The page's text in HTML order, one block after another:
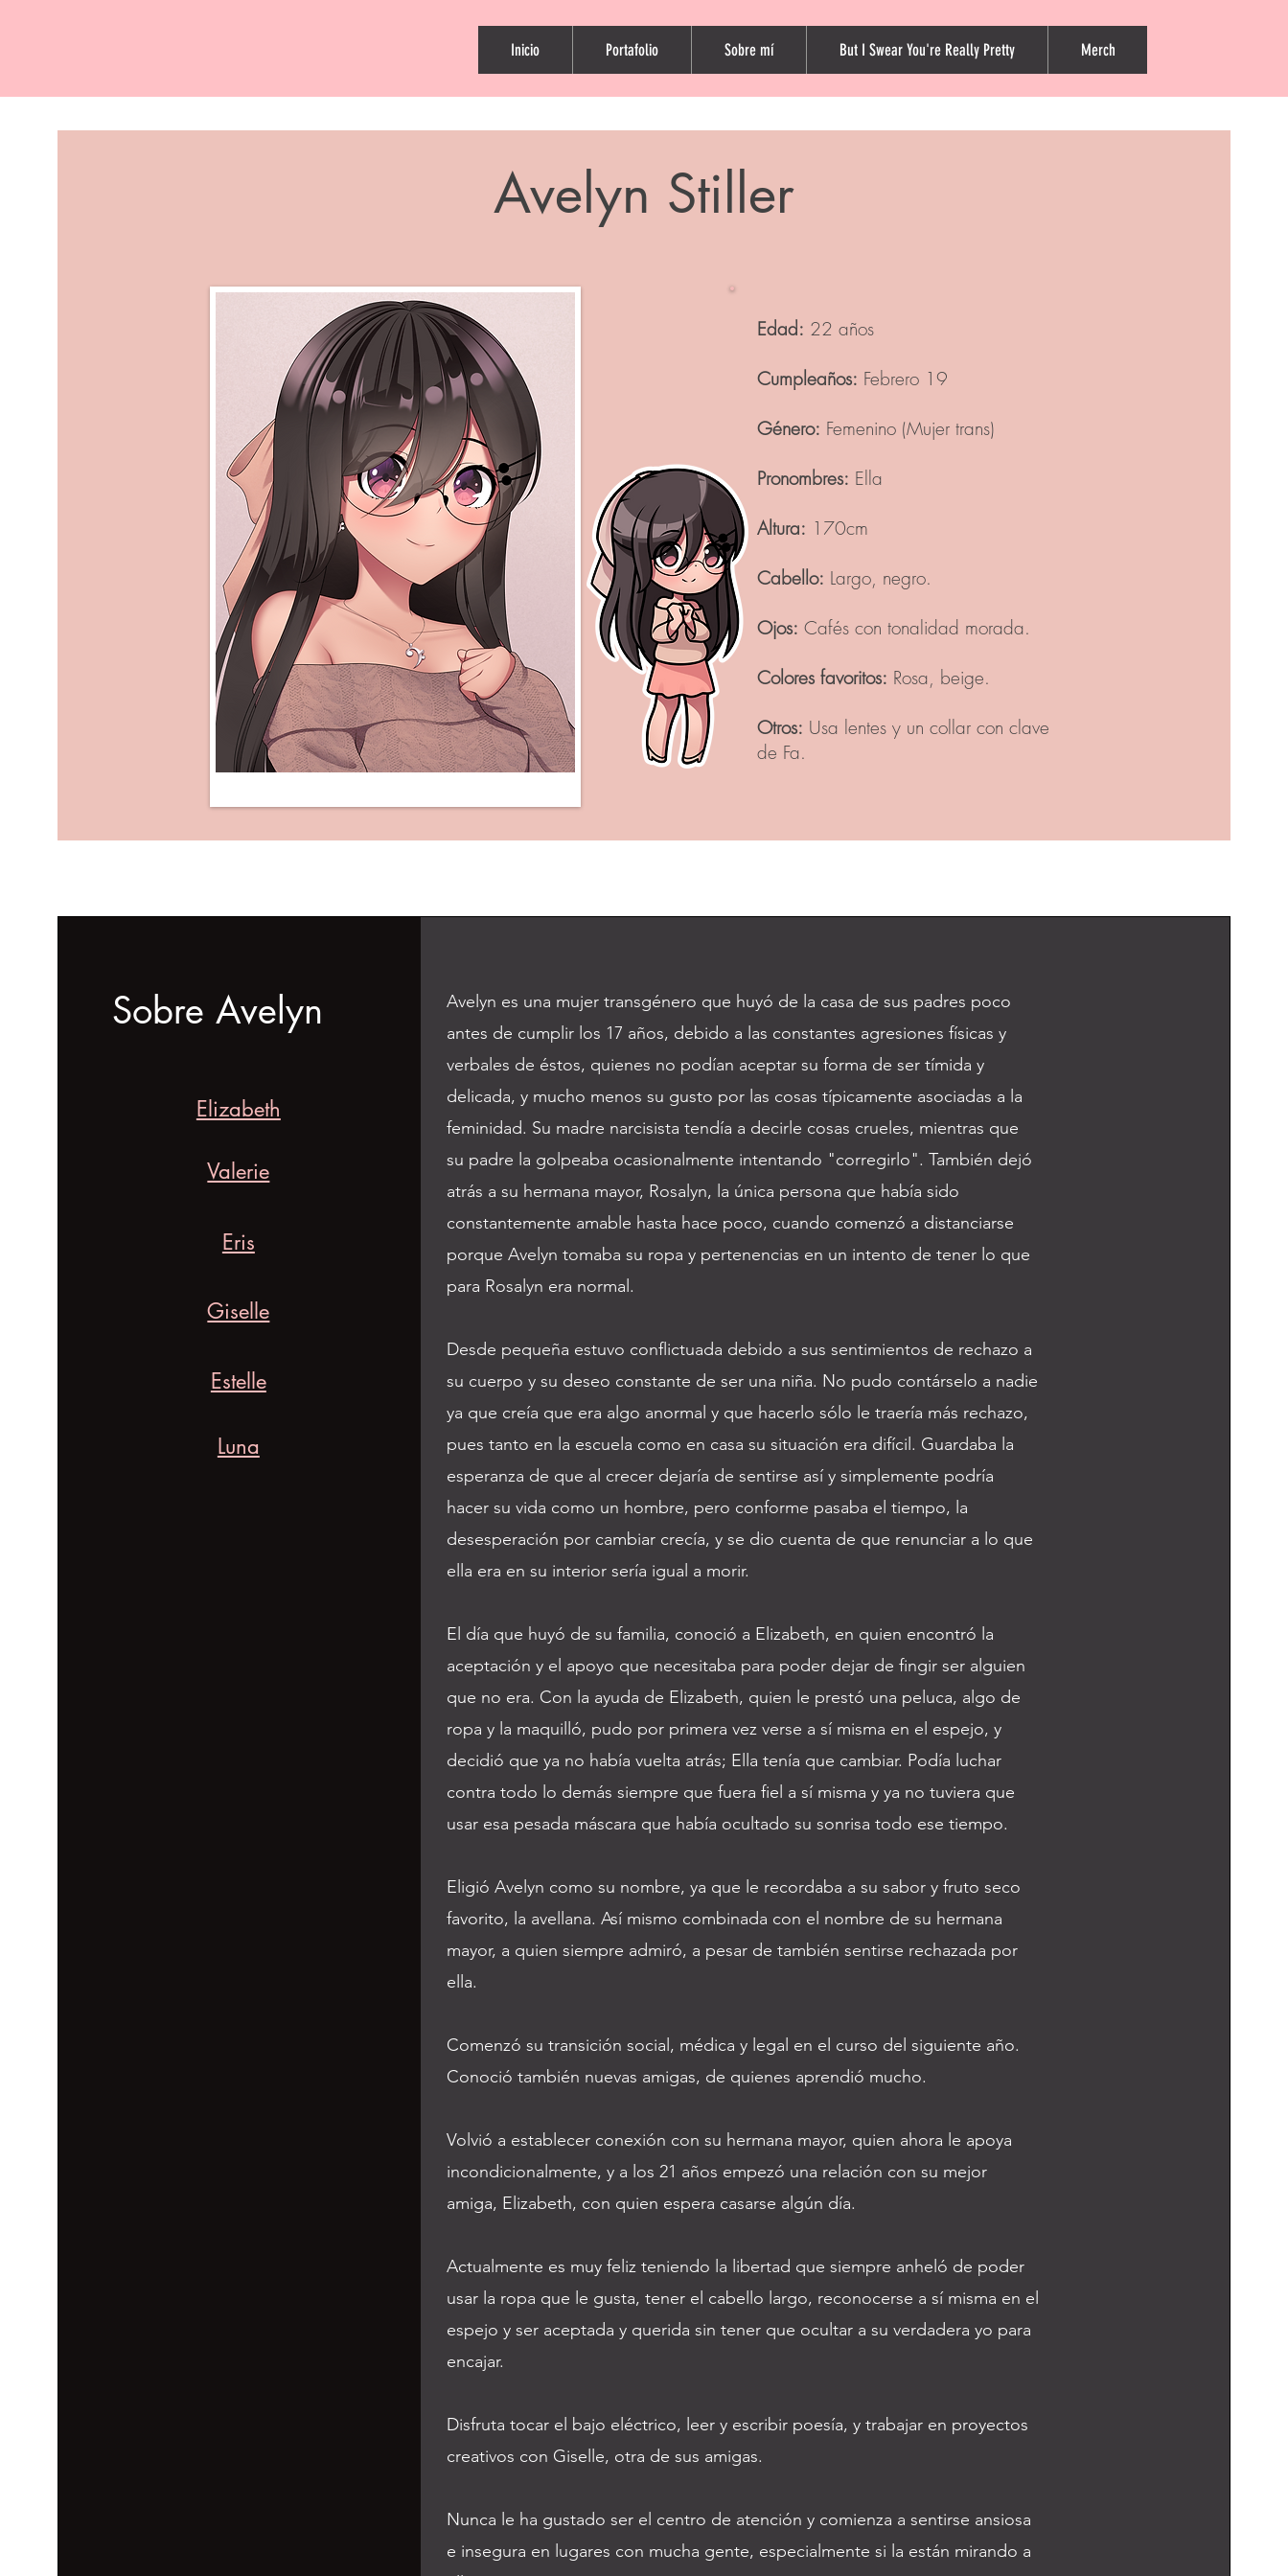
Inicio Portafolio Sobre mí But I Swear You're Really Pretty Merch
Avelyn Stiller
Edad: 22 años
Cumpleaños: Febrero 19
Género: Femenino (Mujer trans)
Pronombres: Ella
Altura: 170cm
Cabello: Largo, negro.
Ojos: Cafés con tonalidad morada.
Colores favoritos: Rosa, beige.
Otros: Usa lentes y un collar con clave
de Fa.
Sobre Avelyn
Elizabeth
Valerie
Eris
Giselle
Estelle
Luna
Avelyn es una mujer transgénero que huyó de la casa de sus padres poco
antes de cumplir los 17 años, debido a las constantes agresiones físicas y
verbales de éstos, quienes no podían aceptar su forma de ser tímida y
delicada, y mucho menos su gusto por las cosas típicamente asociadas a la
feminidad. Su madre narcisista tendía a decirle cosas crueles, mientras que
su padre la golpeaba ocasionalmente intentando "corregirlo". También dejó
atrás a su hermana mayor, Rosalyn, la única persona que había sido
constantemente amable hasta hace poco, cuando comenzó a distanciarse
porque Avelyn tomaba su ropa y pertenencias en un intento de tener lo que
para Rosalyn era normal.
Desde pequeña estuvo conflictuada debido a sus sentimientos de rechazo a
su cuerpo y su deseo constante de ser una niña. No pudo contárselo a nadie
ya que creía que era algo anormal y que hacerlo sólo le traería más rechazo,
pues tanto en la escuela como en casa su situación era difícil. Guardaba la
esperanza de que al crecer dejaría de sentirse así y simplemente podría
hacer su vida como un hombre, pero conforme pasaba el tiempo, la
desesperación por cambiar crecía, y se dio cuenta de que renunciar a lo que
ella era en su interior sería igual a morir.
El día que huyó de su familia, conoció a Elizabeth, en quien encontró la
aceptación y el apoyo que necesitaba para poder dejar de fingir ser alguien
que no era. Con la ayuda de Elizabeth, quien le prestó una peluca, algo de
ropa y la maquilló, pudo por primera vez verse a sí misma en el espejo, y
decidió que ya no había vuelta atrás; Ella tenía que cambiar. Podía luchar
contra todo lo demás siempre que fuera fiel a sí misma y ya no tuviera que
usar esa pesada máscara que había ocultado su sonrisa todo ese tiempo.
Eligió Avelyn como su nombre, ya que le recordaba a su sabor y fruto seco
favorito, la avellana. Así mismo combinada con el nombre de su hermana
mayor, a quien siempre admiró, a pesar de también sentirse rechazada por
ella.
Comenzó su transición social, médica y legal en el curso del siguiente año.
Conoció también nuevas amigas, de quienes aprendió mucho.
Volvió a establecer conexión con su hermana mayor, quien ahora le apoya
incondicionalmente, y a los 21 años empezó una relación con su mejor
amiga, Elizabeth, con quien espera casarse algún día.
Actualmente es muy feliz teniendo la libertad que siempre anheló de poder
usar la ropa que le gusta, tener el cabello largo, reconocerse a sí misma en el
espejo y ser aceptada y querida sin tener que ocultar a su verdadera yo para
encajar.
Disfruta tocar el bajo eléctrico, leer y escribir poesía, y trabajar en proyectos
creativos con Giselle, otra de sus amigas.
Nunca le ha gustado ser el centro de atención y comienza a sentirse ansiosa
e insegura en lugares con mucha gente, especialmente si la están mirando a